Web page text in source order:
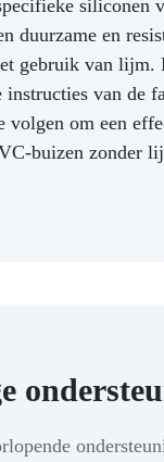
siliconen
duurzame en
gebruik van lijm.
van de
volgen om een
buizen zonder